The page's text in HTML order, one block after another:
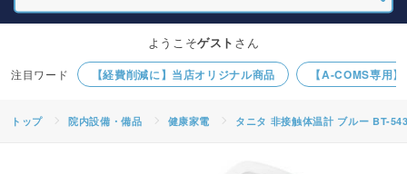
【経費削減に】当店オリジナル商品 【A-COMS専用
ようこそゲスト さん
トップ 院内設備・備品 健康家電 タニタ 非接触体温計 ブルー BT-